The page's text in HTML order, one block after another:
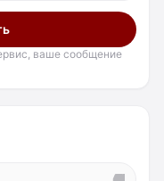
ваше сообщение